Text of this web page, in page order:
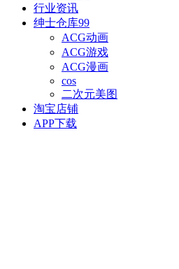
行业资讯
绅士仓库99
ACG动画
ACG游戏
ACG漫画
cos
二次元美图
淘宝店铺
APP下载